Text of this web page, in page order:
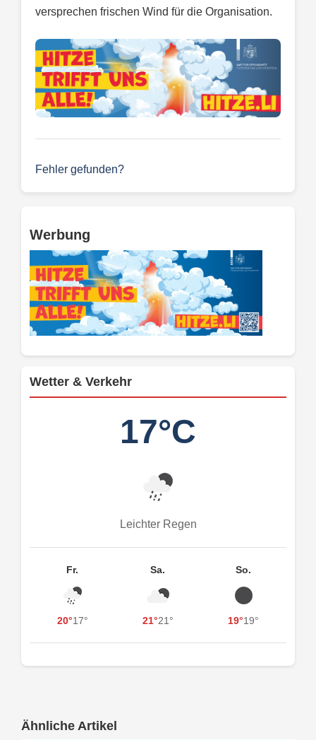
versprechen frischen Wind für die Organisation.
Fehler gefunden?
Werbung
Wetter & Verkehr
17°C
Leichter Regen
Fr.
20°17°
Sa.
21°21°
So.
19°19°
Ähnliche Artikel